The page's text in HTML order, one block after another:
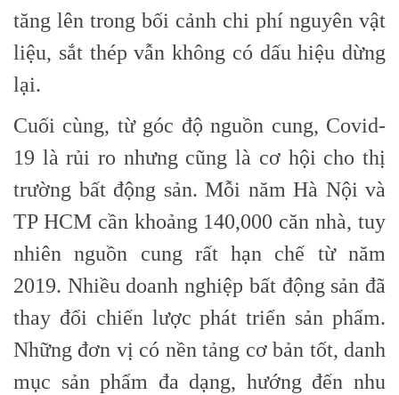
tăng lên trong bối cảnh chi phí nguyên vật
liệu, sắt thép vẫn không có dấu hiệu dừng
lại.
Cuối cùng, từ góc độ nguồn cung, Covid-
19 là rủi ro nhưng cũng là cơ hội cho thị
trường bất động sản. Mỗi năm Hà Nội và
TP HCM cần khoảng 140,000 căn nhà, tuy
nhiên nguồn cung rất hạn chế từ năm
2019. Nhiều doanh nghiệp bất động sản đã
thay đổi chiến lược phát triển sản phẩm.
Những đơn vị có nền tảng cơ bản tốt, danh
mục sản phẩm đa dạng, hướng đến nhu